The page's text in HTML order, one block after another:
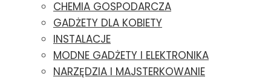
CHEMIA GOSPODARCZA
GADŻETY DLA KOBIETY
INSTALACJE
MODNE GADŻETY I ELEKTRONIKA
NARZĘDZIA I MAJSTERKOWANIE